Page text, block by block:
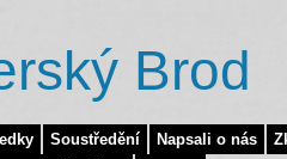
Soustředění Napsali o nás
Brod